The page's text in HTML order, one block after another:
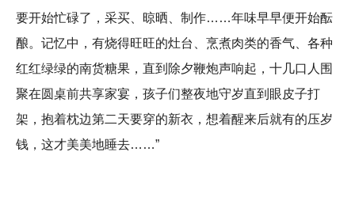
要开始忙碌了，采买、晾晒、制作……年味早早便开始酝
酿。记忆中，有烧得旺旺的灶台、烹煮肉类的香气、各种
红红绿绿的南货糖果，直到除夕鞭炮声响起，十几口人围
聚在圆桌前共享家宴，孩子们整夜地守岁直到眼皮子打
架，抱着枕边第二天要穿的新衣，想着醒来后就有的压岁
钱，这才美美地睡去……”